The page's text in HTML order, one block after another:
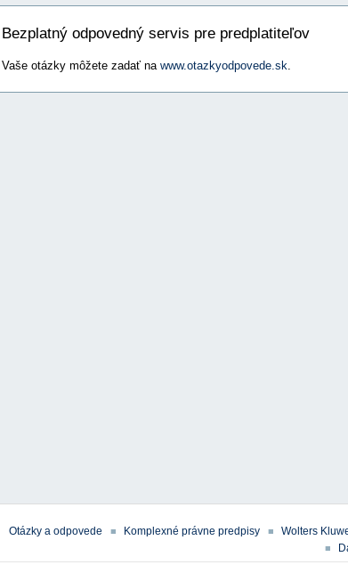
Bezplatný odpovedný servis pre predplatiteľov
Vaše otázky môžete zadať na www.otazkyodpovede.sk.
Otázky a odpovede Komplexné právne predpisy Wolters